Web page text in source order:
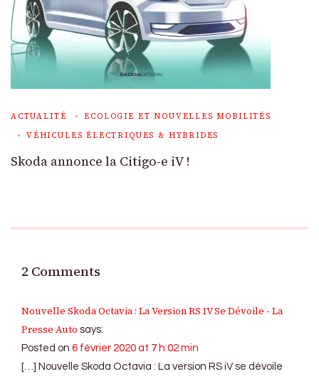
ACTUALITÉ
ECOLOGIE ET NOUVELLES MOBILITÉS
VÉHICULES ÉLECTRIQUES & HYBRIDES
Skoda annonce la Citigo-e iV !
2 Comments
Nouvelle Skoda Octavia : La Version RS IV Se Dévoile - La
Presse Auto says:
Posted on 6 février 2020 at 7 h 02 min
[…] Nouvelle Skoda Octavia : La version RS iV se dévoile